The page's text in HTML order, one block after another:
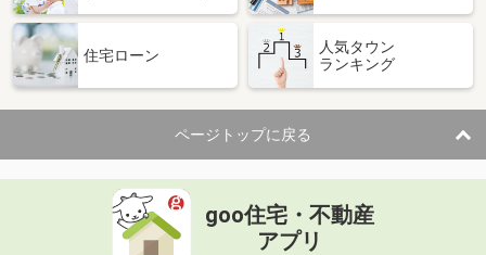
住宅ローン
人気タウン
ランキング
ページトップに戻る
goo住宅・不動産
アプリ